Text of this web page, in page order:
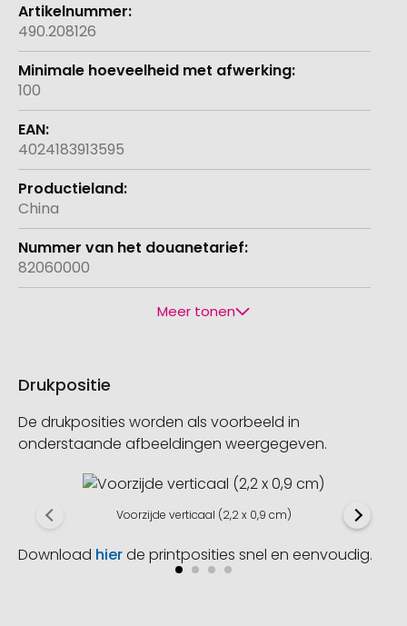
490.208126
100
4024183913595
China
82060000
Meer tonen
Drukpositie
De drukposities worden als voorbeeld in
onderstaande afbeeldingen weergegeven.
Voorzijde verticaal (2,2 x 0,9 cm)
Download hierde printposities snel en eenvoudig.